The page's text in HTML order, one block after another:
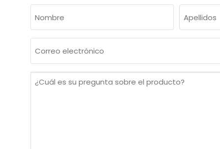
(OBLIGATORIO)
Nombre Apellidos
electrónico
¿Cuál